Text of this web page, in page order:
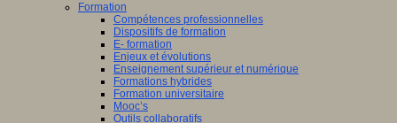
Formation
Compétences professionnelles
Dispositifs de formation
E- formation
Enjeux et évolutions
Enseignement supérieur et numérique
Formations hybrides
Formation universitaire
Mooc’s
Outils collaboratifs